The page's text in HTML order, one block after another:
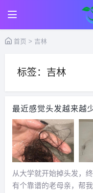
首页 > 吉林
标签：吉林
最近感觉头发越来越
秃头啊！！跪求一个
从大学就开始掉头发，
有个靠谱的老母亲，帮